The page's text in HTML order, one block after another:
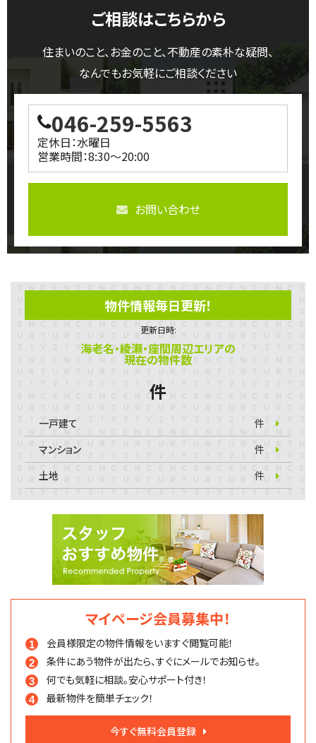
ご相談はこちらから
住まいのこと、お金のこと、不動産の素朴な疑問、
なんでもお気軽にご相談ください
046-259-5563
定休日：水曜日
営業時間：8:30～20:00
お問い合わせ
物件情報毎日更新！
更新日時:
海老名・綾瀬・座間周辺エリアの
現在の物件数
件
一戸建て
件
マンション
件
土地
件
マイページ会員募集中！
会員様限定の物件情報をいますぐ閲覧可能！
条件にあう物件が出たら、すぐにメールでお知らせ。
何でも気軽に相談。安心サポート付き！
最新物件を簡単チェック！
今すぐ無料会員登録